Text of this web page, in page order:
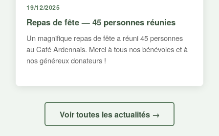
19/12/2025
Repas de fête — 45 personnes réunies
Un magnifique repas de fête a réuni 45 personnes
au Café Ardennais. Merci à tous nos bénévoles et à
nos généreux donateurs !
Voir toutes les actualités →